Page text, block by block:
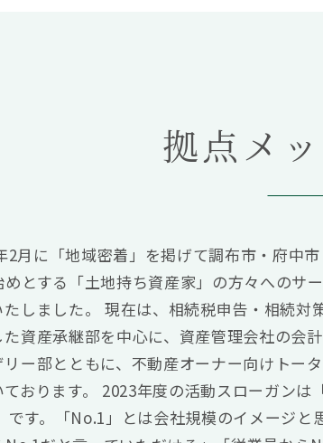
拠点メ
2月に「地域密着」を掲げて調布市・府中
とする「土地持ち資産家」の方々へのサ
しました。 現在は、相続税申告・相続対
資産承継部を中心に、資産管理会社の会
ー部とともに、不動産オーナー向けトー
おります。 2023年度の活動スローガンは
す。「No.1」とは会社規模のイメージと